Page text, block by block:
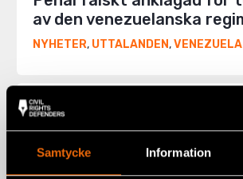
Samtycke Information
av den venezuelanska
NYHETER, UTTALANDEN,VENEZUELA